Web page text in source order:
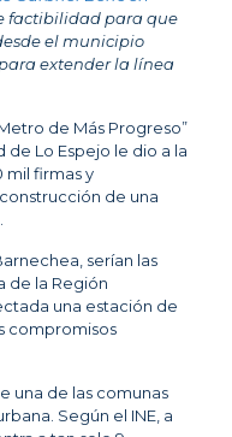
factibilidad para que
el municipio
extender la línea
de Más Progreso”
Lo Espejo le dio a la
mil firmas y
de una
serían las
de la Región
una estación de
compromisos
una de las comunas
Según el INE, a